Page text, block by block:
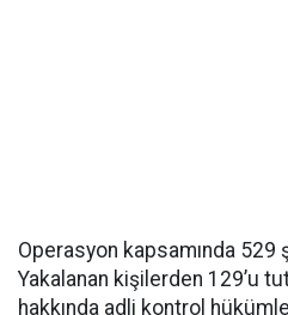
Operasyon kapsamında 529
Yakalanan kişilerden 129’u
hakkında adli kontrol